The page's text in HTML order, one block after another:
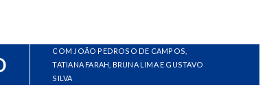
COM JOÃO PEDROSO DE CAMPOS,
TATIANA FARAH, BRUNA LIMA E GUSTAVO
SILVA